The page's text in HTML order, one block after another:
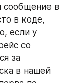
сообщение в
в коде,
если у
со
за
в нашей